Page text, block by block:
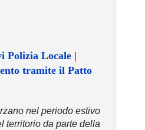
Polizia Locale |
tramite il Patto
nel periodo estivo
territorio da parte della